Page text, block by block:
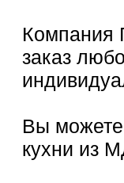
Компания
заказ
Вы
кухни из